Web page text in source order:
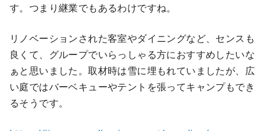
す。つまり継業でもあるわけですね。
リノベーションされた客室やダイニングなど、センスも
良くて、グループでいらっしゃる方におすすめしたいな
ぁと思いました。取材時は雪に埋もれていましたが、広
い庭ではバーベキューやテントを張ってキャンプもでき
るそうです。